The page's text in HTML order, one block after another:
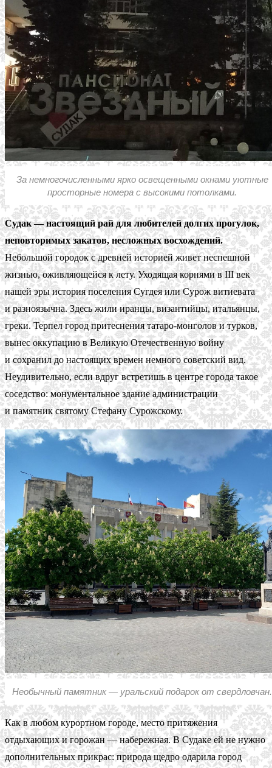
За немногочисленными ярко освещенными окнами уютные
просторные номера с высокими потолками.
Судак — настоящий рай для любителей долгих прогулок,
неповторимых закатов, несложных восхождений.
Небольшой городок с древней историей живет неспешной
жизнью, оживляющейся к лету. Уходящая корнями в III век
нашей эры история поселения Сугдея или Сурож витиевата
и разноязычна. Здесь жили иранцы, византийцы, итальянцы,
греки. Терпел город притеснения татаро-монголов и турков,
вынес оккупацию в Великую Отечественную войну
и сохранил до настоящих времен немного советский вид.
Неудивительно, если вдруг встретишь в центре города такое
соседство: монументальное здание администрации
и памятник святому Стефану Сурожскому.
Необычный памятник — уральский подарок от свердловчан.
Как в любом курортном городе, место притяжения
отдыхающих и горожан — набережная. В Судаке ей не нужно
дополнительных прикрас: природа щедро одарила город